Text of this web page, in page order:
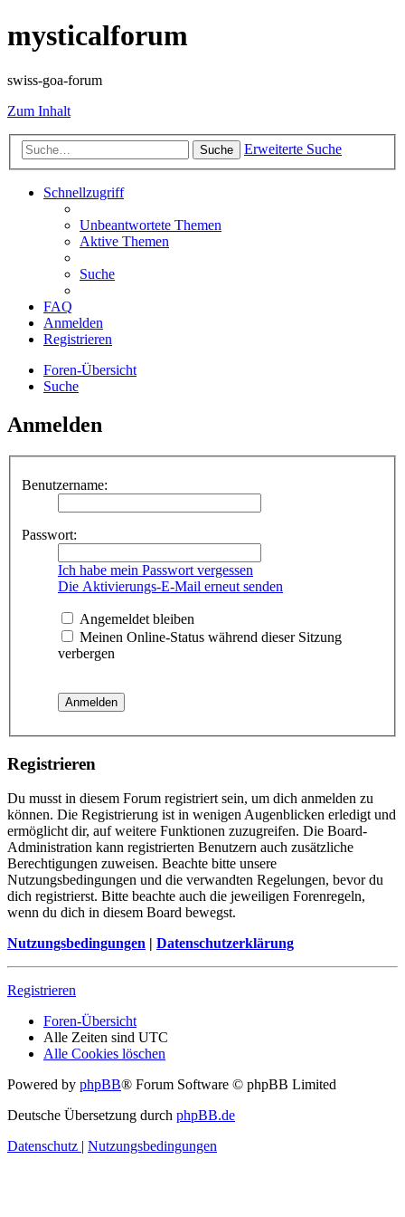
mysticalforum
swiss-goa-forum
Zum Inhalt
Suche Erweiterte Suche
Schnellzugriff
Unbeantwortete Themen
Aktive Themen
Suche
FAQ
Anmelden
Registrieren
Foren-Übersicht
Suche
Anmelden
Benutzername:
Passwort:
Ich habe mein Passwort vergessen
Die Aktivierungs-E-Mail erneut senden
Angemeldet bleiben
Meinen Online-Status während dieser Sitzung
verbergen
Registrieren
Du musst in diesem Forum registriert sein, um dich anmelden zu
können. Die Registrierung ist in wenigen Augenblicken erledigt und
ermöglicht dir, auf weitere Funktionen zuzugreifen. Die Board-
Administration kann registrierten Benutzern auch zusätzliche
Berechtigungen zuweisen. Beachte bitte unsere
Nutzungsbedingungen und die verwandten Regelungen, bevor du
dich registrierst. Bitte beachte auch die jeweiligen Forenregeln,
wenn du dich in diesem Board bewegst.
Nutzungsbedingungen | Datenschutzerklärung
Registrieren
Foren-Übersicht
Alle Zeiten sind UTC
Alle Cookies löschen
Powered by phpBB® Forum Software © phpBB Limited
Deutsche Übersetzung durch phpBB.de
Datenschutz | Nutzungsbedingungen